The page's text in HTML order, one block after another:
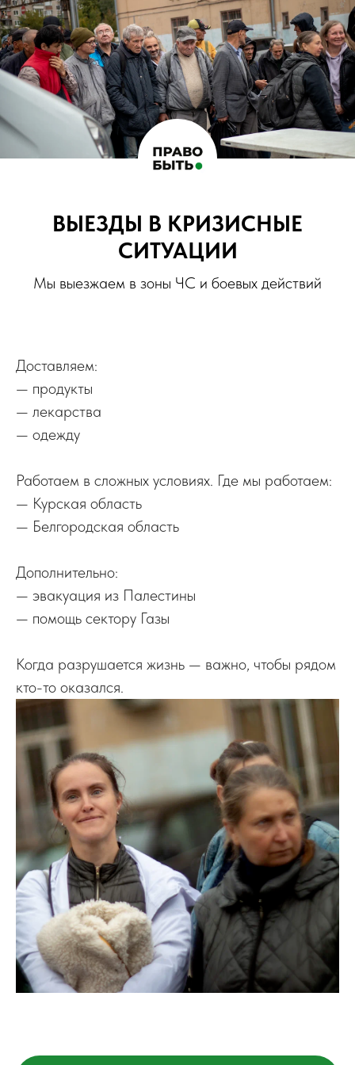
ВЫЕЗДЫ В КРИЗИСНЫЕ
СИТУАЦИИ
Мы выезжаем в зоны ЧС и боевых действий
Доставляем:
— продукты
— лекарства
— одежду
Работаем в сложных условиях. Где мы работаем:
— Курская область
— Белгородская область
Дополнительно:
— эвакуация из Палестины
— помощь сектору Газы
Когда разрушается жизнь — важно, чтобы рядом
кто-то оказался.